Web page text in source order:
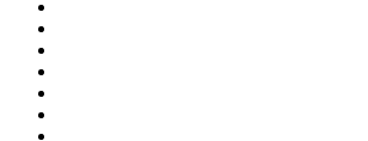
ERSTES
SEEBAD
Sommerfrische
seit
1793.